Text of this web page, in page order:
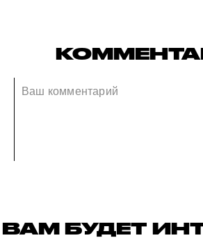
ВАМ БУДЕТ